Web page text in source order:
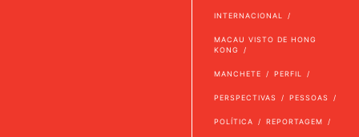
INTERNACIONAL
MACAU VISTO DE HONG
KONG
MANCHETE PERFIL
PERSPECTIVAS PESSOAS
POLÍTICA REPORTAGEM